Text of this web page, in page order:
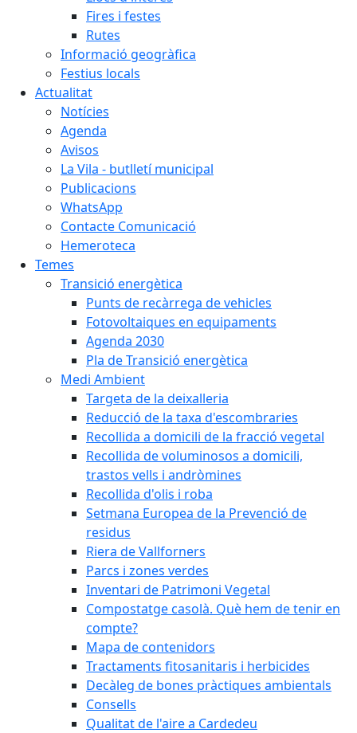
Fires i festes
Rutes
Informació geogràfica
Festius locals
Actualitat
Notícies
Agenda
Avisos
La Vila - butlletí municipal
Publicacions
WhatsApp
Contacte Comunicació
Hemeroteca
Temes
Transició energètica
Punts de recàrrega de vehicles
Fotovoltaiques en equipaments
Agenda 2030
Pla de Transició energètica
Medi Ambient
Targeta de la deixalleria
Reducció de la taxa d'escombraries
Recollida a domicili de la fracció vegetal
Recollida de voluminosos a domicili,
trastos vells i andròmines
Recollida d'olis i roba
Setmana Europea de la Prevenció de
residus
Riera de Vallforners
Parcs i zones verdes
Inventari de Patrimoni Vegetal
Compostatge casolà. Què hem de tenir en
compte?
Mapa de contenidors
Tractaments fitosanitaris i herbicides
Decàleg de bones pràctiques ambientals
Consells
Qualitat de l'aire a Cardedeu